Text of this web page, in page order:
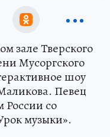
зале Тверского
Мусоргского
шоу
Певец
России со
музыки».